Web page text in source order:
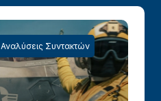
Αναλύσεις Συντακτών